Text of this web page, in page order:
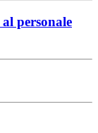
personale